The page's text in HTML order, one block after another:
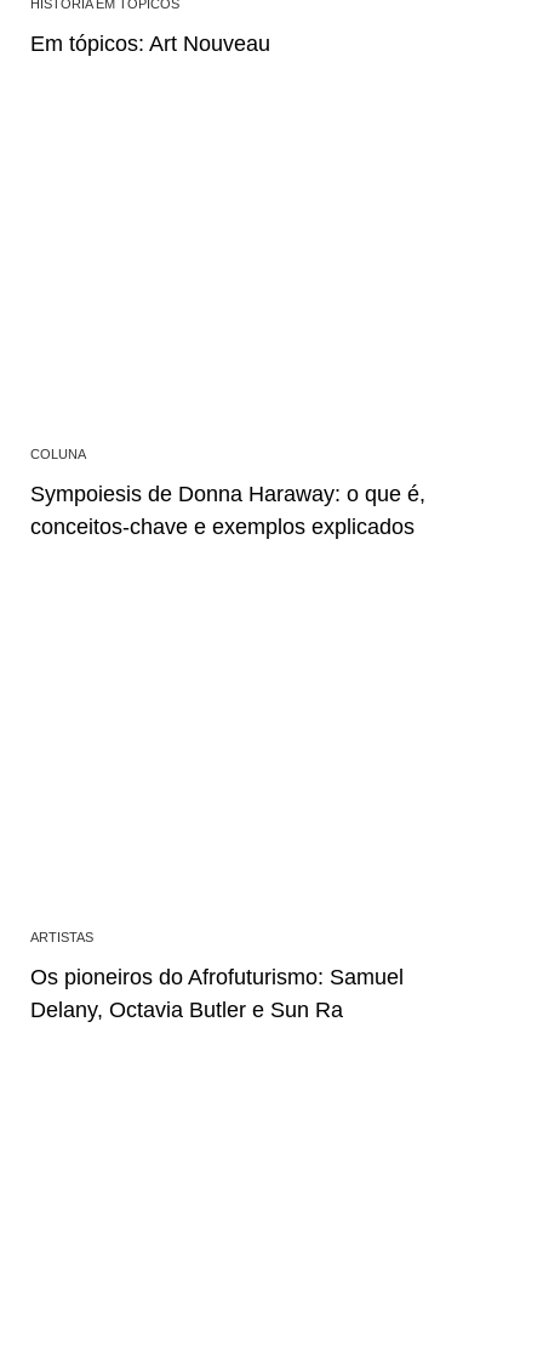
HISTÓRIA EM TÓPICOS
Em tópicos: Art Nouveau
COLUNA
Sympoiesis de Donna Haraway: o que é,
conceitos-chave e exemplos explicados
ARTISTAS
Os pioneiros do Afrofuturismo: Samuel
Delany, Octavia Butler e Sun Ra